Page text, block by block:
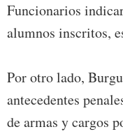
Funcionarios
alumnos inscritos,
Por otro lado,
antecedentes
de armas y cargos